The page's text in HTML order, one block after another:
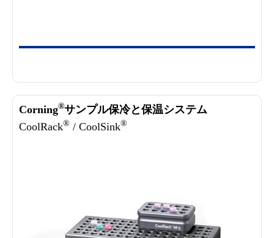
Corning®サンプル保冷と保温システム
CoolRack® / CoolSink®